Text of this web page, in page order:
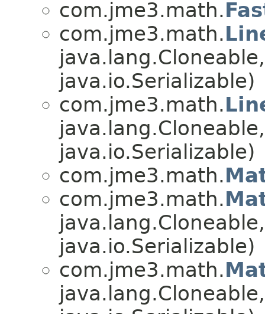
com.jme3.math.
com.jme3.math.
java.io.Serializable)
com.jme3.math.
java.io.Serializable)
com.jme3.math.
com.jme3.math.
java.io.Serializable)
com.jme3.math.